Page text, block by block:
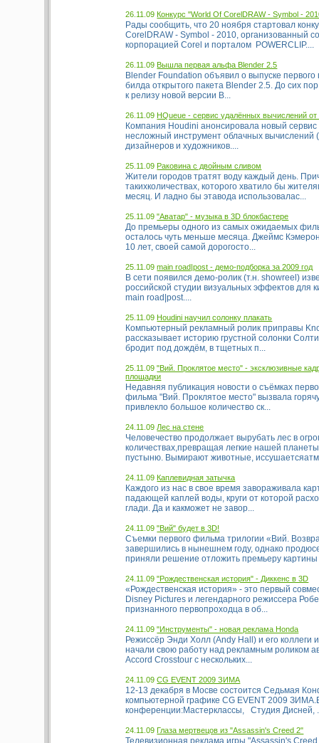
26.11.09Конкурс "World Of CorelDRAW - Symbol -
Рады сообщить, что 20 ноября стартовал
CorelDRAW - Symbol - 2010, организованный
корпорацией Corel и порталом POWERCLIP....
26.11.09Вышла первая альфа Blender 2.5
Blender Foundation объявил о выпуске первого
билда открытого пакета Blender 2.5. До сих
к релизу новой версии B...
26.11.09HQueue - сервис удалённых вычислений от
Компания Houdini анонсировала новый сервис
несложный инструмент облачных вычислений
дизайнеров и художников....
25.11.09Раковина с двойным сливом
Жители городов тратят воду каждый день.
такихколичествах, которого хватило бы
месяц. И ладно бы этавода использовалас...
25.11.09"Аватар" - музыка в 3D блокбастере
До премьеры одного из самых ожидаемых
осталось чуть меньше месяца. Джеймс
10 лет, своей самой дорогосто...
25.11.09main road|post - демо-подборка за 2009 год
В сети появился демо-ролик (т.н. showreel)
российской студии визуальных эффектов для
main road|post....
25.11.09Houdini научил солонку плакать
Компьютерный рекламный ролик приправы
рассказывает историю грустной солонки
бродит под дождём, в тщетных п...
25.11.09"Вий. Проклятое место" - эксклюзивные
площадки
Недавняя публикация новости о съёмках
фильма "Вий. Проклятое место" вызвала
привлекло большое количество ск...
24.11.09 Лес на стене
Человечество продолжает вырубать лес в
количествах,превращая легкие нашей
пустыню. Вымирают животные,
24.11.09Каплевидная затычка
Каждого из нас в свое время завораживала
падающей каплей воды, круги от которой
глади. Да и какможет не завор...
24.11.09"Вий" будет в 3D!
Съемки первого фильма трилогии «Вий.
завершились в нынешнем году, однако
приняли решение отложить премьеру картины
24.11.09"Рождественская история" - Диккенс в 3D
«Рождественская история» - это первый
Disney Pictures и легендарного режиссера
признанного первопроходца в об...
24.11.09"Инструменты" - новая реклама Honda
Режиссёр Энди Холл (Andy Hall) и его коллеги
начали свою работу над рекламным роликом
Accord Crosstour с нескольких...
24.11.09CG EVENT 2009 ЗИМА
12-13 декабря в Мосве состоится Седьмая
компьютерной графике CG EVENT 2009
конференции:Мастерклассы, Студия Дисней,
24.11.09Глаза мертвецов из "Assassin's Creed 2"
Телевизионная реклама игры "Assassin's